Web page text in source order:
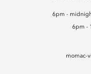
6pm -
6pm -
momac-